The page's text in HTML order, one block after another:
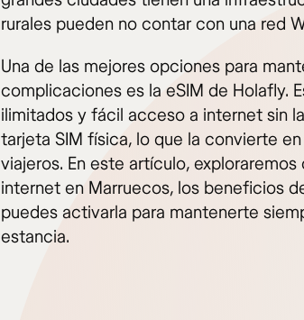
rurales pueden no contar con una red
Una de las mejores opciones para
complicaciones es la eSIM de Holafly.
ilimitados y fácil acceso a internet sin
tarjeta SIM física, lo que la convierte
viajeros. En este artículo,
internet en Marruecos, los beneficios
puedes activarla para mantenerte
estancia.